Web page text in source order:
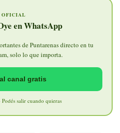
OFICIAL
en WhatsApp
de Puntarenas directo en tu
solo lo que importa.
canal gratis
Podés salir cuando quieras